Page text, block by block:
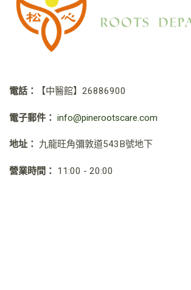
電話： 【中醫館】 26886900
電子郵件： info@pinerootscare.com
地址： 九龍旺角彌敦道543B號地下
營業時間： 11:00 - 20:00